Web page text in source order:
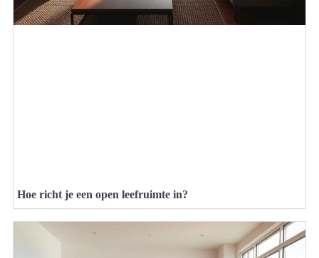
Hoe richt je een open leefruimte in?